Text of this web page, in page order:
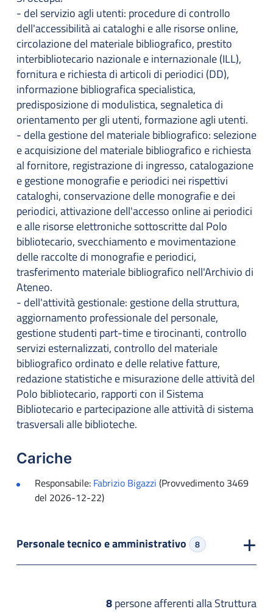
- del servizio agli utenti: procedure di controllo
dell'accessibilità ai cataloghi e alle risorse online,
circolazione del materiale bibliografico, prestito
interbibliotecario nazionale e internazionale (ILL),
fornitura e richiesta di articoli di periodici (DD),
informazione bibliografica specialistica,
predisposizione di modulistica, segnaletica di
orientamento per gli utenti, formazione agli utenti.
- della gestione del materiale bibliografico: selezione
e acquisizione del materiale bibliografico e richiesta
al fornitore, registrazione di ingresso, catalogazione
e gestione monografie e periodici nei rispettivi
cataloghi, conservazione delle monografie e dei
periodici, attivazione dell'accesso online ai periodici
e alle risorse elettroniche sottoscritte dal Polo
bibliotecario, svecchiamento e movimentazione
delle raccolte di monografie e periodici,
trasferimento materiale bibliografico nell'Archivio di
Ateneo.
- dell'attività gestionale: gestione della struttura,
aggiornamento professionale del personale,
gestione studenti part-time e tirocinanti, controllo
servizi esternalizzati, controllo del materiale
bibliografico ordinato e delle relative fatture,
redazione statistiche e misurazione delle attività del
Polo bibliotecario, rapporti con il Sistema
Bibliotecario e partecipazione alle attività di sistema
trasversali alle biblioteche.
Cariche
Responsabile: Fabrizio Bigazzi (Provvedimento 3469
del 2026-12-22)
Personale tecnico e amministrativo 8
8persone afferenti alla Struttura